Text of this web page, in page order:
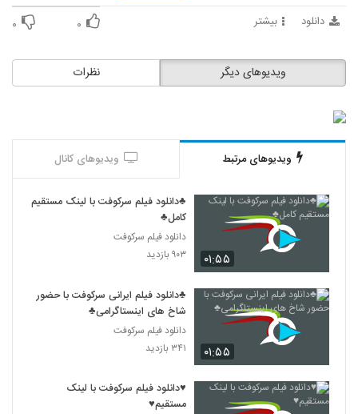
دانلود بیشتر ۰ ۰
نظرات ویدیوهای دیگر
ویدیوهای مرتبط ویدیوهای کانال
۰۱:۵۵
♣دانلود فیلم سرکوفت با لینک مستقیم
کامل♣
دانلود فیلم سرکوفت
۹۰۳ بازدید
۰۱:۵۵
♣دانلود فیلم ایرانی سرکوفت با حضور
شاخ های اینستاگرامی♣
دانلود فیلم سرکوفت
۳۴۱ بازدید
♥دانلود فیلم سرکوفت با لینک
مستقیم♥